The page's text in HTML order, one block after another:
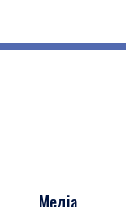
Медіа